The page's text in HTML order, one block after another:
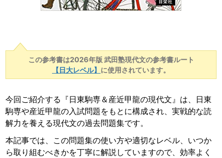
この参考書は2026年版 武田塾現代文の参考書ルート
【日大レベル】 に使用されています。
今回ご紹介する『日東駒専＆産近甲龍の現代文』は、日東
駒専や産近甲龍の入試問題をもとに構成され、実戦的な読
解力を養える現代文の過去問題集です。
本記事では、この問題集の使い方や適切なレベル、いつか
ら取り組むべきかを丁寧に解説していますので、効率よく